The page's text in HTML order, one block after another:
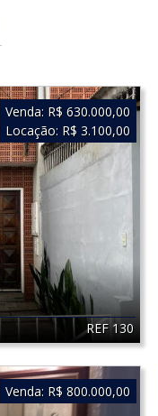
REF 130
Venda: R$ 630.000,00
Locação: R$ 3.100,00
Venda: R$ 800.000,00